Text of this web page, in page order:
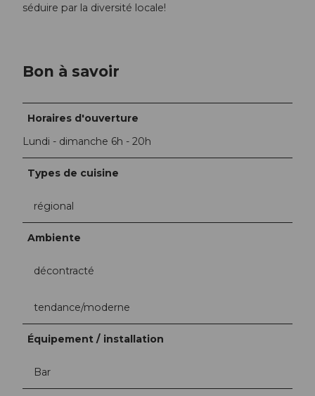
séduire par la diversité locale!
Bon à savoir
Horaires d'ouverture
Lundi - dimanche 6h - 20h
Types de cuisine
régional
Ambiente
décontracté
tendance/moderne
Équipement / installation
Bar